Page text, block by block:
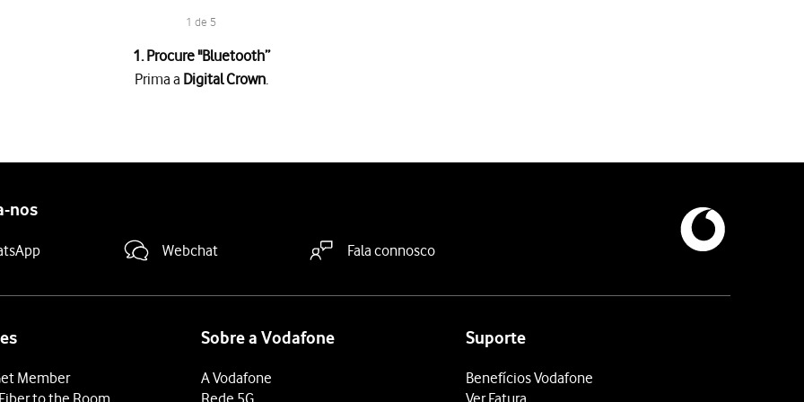
1 de 5
1. Procure "Bluetooth”
Prima a Digital Crown.
e voltar ao ecrã inicial.
nos
Webchat Fala connosco
Member
to the Room
Sobre a Vodafone
A Vodafone
Rede 5G
Suporte
Benefícios Vodafone
Ver Fatura